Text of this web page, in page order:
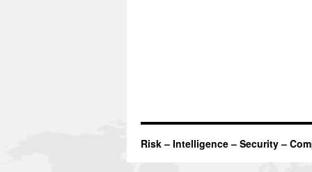
Risk – Intelligence – Security –